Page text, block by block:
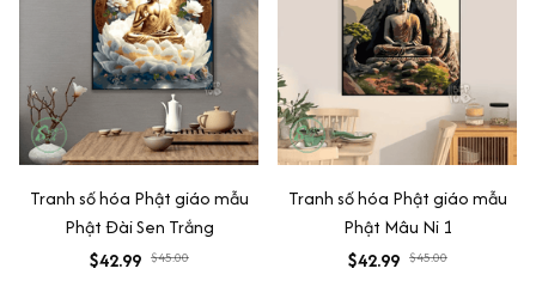
Tranh số hóa Phật giáo mẫu
Phật Đài Sen Trắng
$42.99 $45.00
Tranh số hóa Phật giáo mẫu
Phật Mâu Ni 1
$42.99 $45.00